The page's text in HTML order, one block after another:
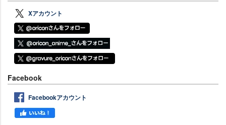
Xアカウント
Facebook
Facebookアカウント